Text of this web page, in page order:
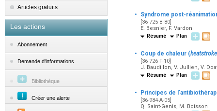
Articles gratuits
Les actions
Abonnement
Demande d'informations
Bibliothèque
Créer une alerte
· Syndrome post-
[36-725-B-80]
E. Besnier, F. Vardon
Résumé Plan
· Coup de chaleur (heatstroke
[36-726-F-10]
J. Baudillon, V. Jullien, V.
Résumé Plan
· Principes de
[36-984-A-05]
Q. Saint-Genis, M. Boisson